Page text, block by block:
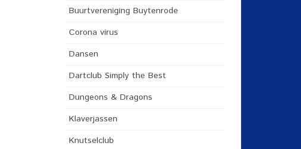
Buurtvereniging Buytenrode
Corona virus
Dansen
Dartclub Simply the Best
Dungeons & Dragons
Klaverjassen
Knutselclub